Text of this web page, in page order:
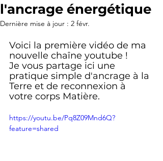
l'ancrage énergétique
Dernière mise à jour : 2 févr.
Voici la première vidéo de ma
nouvelle chaîne youtube !
Je vous partage ici une
pratique simple d'ancrage à la
Terre et de reconnexion à
votre corps Matière.
https://youtu.be/Pq8Z09Mnd6Q?
feature=shared